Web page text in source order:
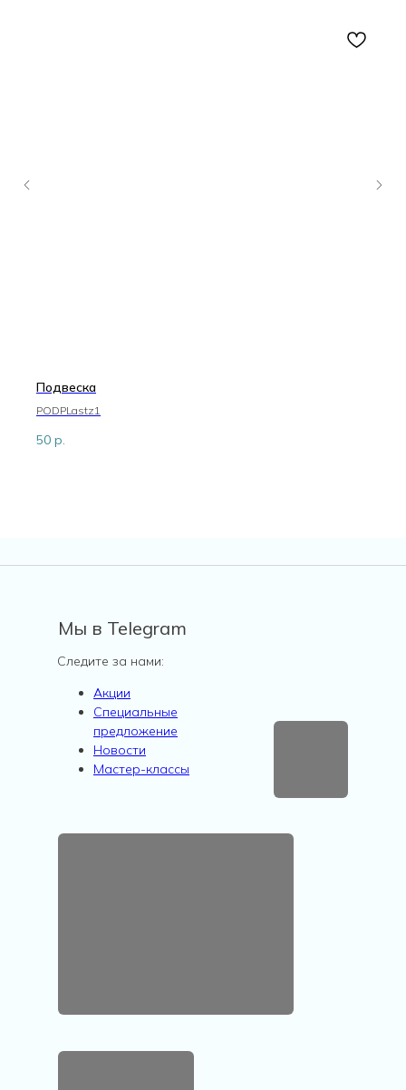
Подвеска
PODPLastz1
50 р.
Следите за нами:
Акции
Специальные
предложение
Новости
Мастер-классы
Мы в Telegram